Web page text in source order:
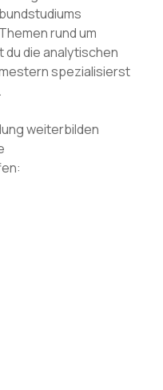
rund um
du die analytischen
spezialisierst
weiterbilden